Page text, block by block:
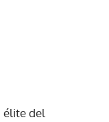
élite del